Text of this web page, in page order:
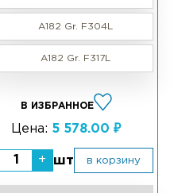
A182 Gr. F304L
A182 Gr. F317L
В ИЗБРАННОЕ
Цена: 5 578.00 ₽
+ шт в корзину